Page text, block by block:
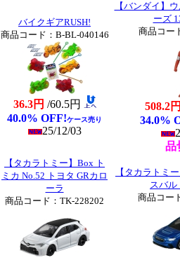
バイクギアRUSH!
商品コード：B-BL-040146
36.3円 /60.5円
40.0% OFF!ケース売り
25/12/03
【バンダイ】
ーズ
商品コー
508.2
34.0%
品
【タカラトミー】Box ト
ミカ No.52 トヨタ GRカロ
ーラ
商品コード：TK-228202
【タカラトミ
スバル
商品コー